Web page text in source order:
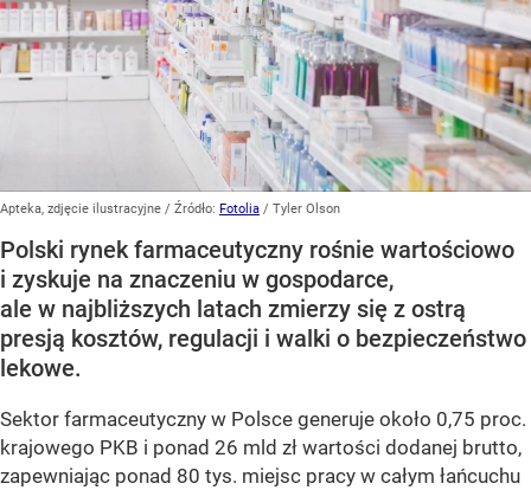
Apteka, zdjęcie ilustracyjne / Źródło: Fotolia / Tyler Olson
Polski rynek farmaceutyczny rośnie wartościowo
i zyskuje na znaczeniu w gospodarce,
ale w najbliższych latach zmierzy się z ostrą
presją kosztów, regulacji i walki o bezpieczeństwo
lekowe.
Sektor farmaceutyczny w Polsce generuje około 0,75 proc.
krajowego PKB i ponad 26 mld zł wartości dodanej brutto,
zapewniając ponad 80 tys. miejsc pracy w całym łańcuchu